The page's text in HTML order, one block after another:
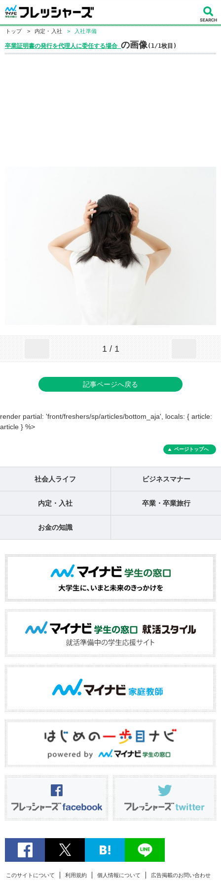
トップ > 内定・入社 > 入社準備
卒業証明書の発行を代理人に委任する場合 の画像(1/1枚目)
1 / 1
記事ページへ戻る
render partial: 'front/freshers/sp/articles/bottom_aja', locals: { article:
article } %>
ページトップへ
社会人ライフ ビジネスマナー
内定・入社 卒業・卒業旅行
お金の知識
このサイトについて 利用規約 個人情報について 広告掲載のお問い合わせ